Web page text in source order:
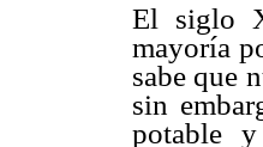
El siglo
mayoría
sabe que
sin
potable